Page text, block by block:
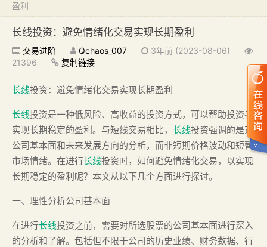
盈利
长线投资：避免情绪化交易实现长期盈利
交易进阶 Qchaos_007
3年前 (2023-08-06)
21396
复制链接
长线投资：避免情绪化交易实现长期盈利
长线投资是一种低风险、高收益的投资方式，可以帮助投资者
实现长期稳定的盈利。与短线交易相比， 长线投资强调的是对
公司基本面和未来发展方向的分析，而非短期价格波动和短暂
市场情绪。在进行长线投资时，如何避免情绪化交易，以实现
长期稳定的盈利呢？本文从以下几个方面进行探讨。
一、理性分析公司基本面
在进行长线投资之前，需要对所选股票的公司基本面进行深入
的分析和了解。包括但不限于公司的历史业绩、财务数据、行